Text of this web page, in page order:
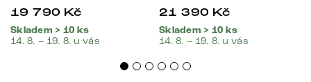
19 790 Kč
Skladem > 10 ks
14. 8. – 19. 8. u vás
21 390 Kč
Skladem > 10 ks
14. 8. – 19. 8. u vás